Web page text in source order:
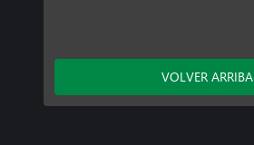
VOLVER ARRIBA